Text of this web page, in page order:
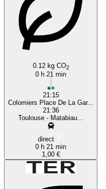
0.12 kg CO2
0 h 21 min
21:15
Colomiers Place De La Gar...
21:36
Toulouse - Matabiau...
direct
0 h 21 min
1,00 €